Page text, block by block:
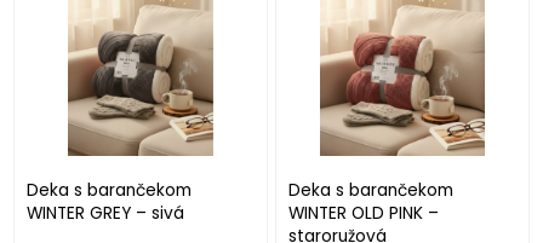
Deka s barančekom
WINTER GREY – sivá
Deka s barančekom
WINTER OLD PINK –
staroružová